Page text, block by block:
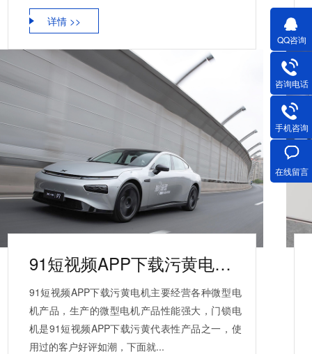
详情 >>
91短视频APP下载污黄电机-小鹏汽车门锁电机合作案例
91短视频APP下载污黄电机主要经营各种微型电
机产品，生产的微型电机产品性能强大，门锁电
机是91短视频APP下载污黄代表性产品之一，使
用过的客户好评如潮，下面就...
QQ咨询
咨询电话
手机咨询
在线留言